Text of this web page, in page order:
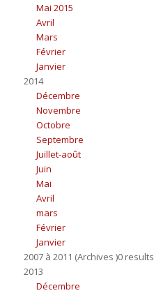
Mai 2015
Avril
Mars
Février
Janvier
2014
Décembre
Novembre
Octobre
Septembre
Juillet-août
Juin
Mai
Avril
mars
Février
Janvier
2007 à 2011 (Archives )0 results
2013
Décembre